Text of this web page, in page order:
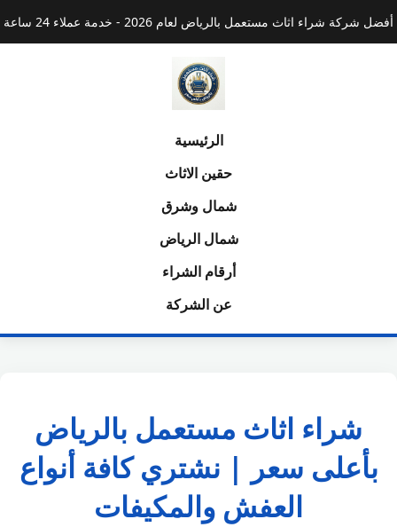
أفضل شركة شراء اثاث مستعمل بالرياض لعام 2026 - خدمة عملاء 24 ساعة
الرئيسية
حقين الاثاث
شمال وشرق
شمال الرياض
أرقام الشراء
عن الشركة
شراء اثاث مستعمل بالرياض
بأعلى سعر | نشتري كافة أنواع
العفش والمكيفات